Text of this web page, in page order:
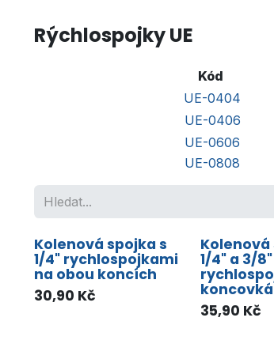
Rýchlospojky UE
Kód
UE-0404
UE-0406
UE-0606
UE-0808
Kolenová spojka s
1/4" rychlospojkami
na obou koncích
30,90 Kč
Kolenová
1/4" a 3/8"
35,90 Kč